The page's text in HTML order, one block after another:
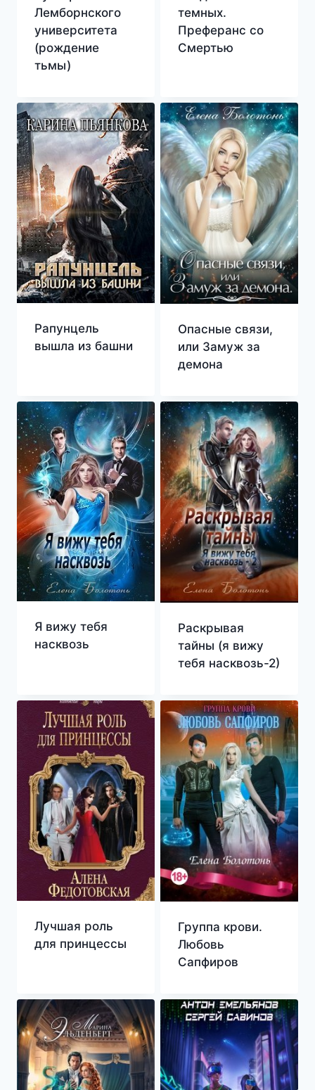
Лемборнского
университета
(рождение
тьмы)
темных.
Преферанс со
Смертью
Рапунцель
вышла из башни
Опасные связи,
или Замуж за
демона
Я вижу тебя
насквозь
Раскрывая
тайны (я вижу
тебя насквозь-2)
Лучшая роль
для принцессы
Группа крови.
Любовь
Сапфиров